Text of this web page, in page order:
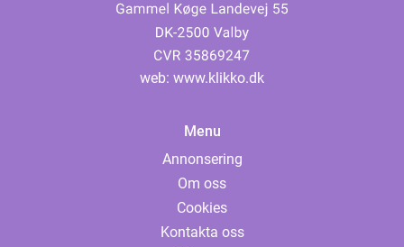
web: www.klikko.dk
Menu
Annonsering
Om oss
Cookies
Kontakta oss